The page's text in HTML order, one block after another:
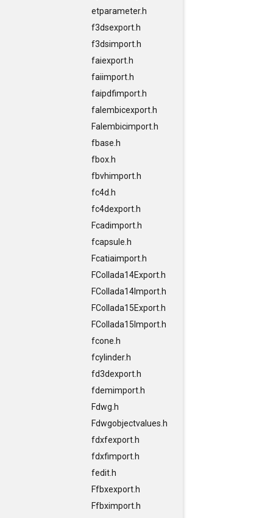
etparameter.h
f3dsexport.h
f3dsimport.h
faiexport.h
faiimport.h
faipdfimport.h
falembicexport.h
Falembicimport.h
fbase.h
fbox.h
fbvhimport.h
fc4d.h
fc4dexport.h
Fcadimport.h
fcapsule.h
Fcatiaimport.h
FCollada14Export.h
FCollada14Import.h
FCollada15Export.h
FCollada15Import.h
fcone.h
fcylinder.h
fd3dexport.h
fdemimport.h
Fdwg.h
Fdwgobjectvalues.h
fdxfexport.h
fdxfimport.h
fedit.h
Ffbxexport.h
Ffbximport.h